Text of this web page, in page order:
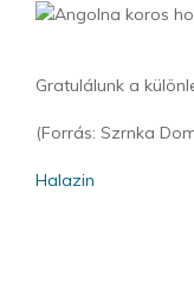
Gratulálunk a
(Forrás: Szrnka
Halazin